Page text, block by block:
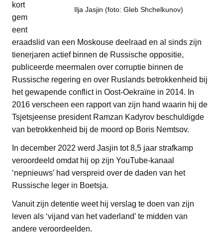
Ilja Jasjin (foto: Gleb Shchelkunov)
kort
gem
eent
eraadslid van een Moskouse deelraad en al sinds zijn
tienerjaren actief binnen de Russische oppositie,
publiceerde meermalen over corruptie binnen de
Russische regering en over Ruslands betrokkenheid bij
het gewapende conflict in Oost-Oekraïne in 2014. In
2016 verscheen een rapport van zijn hand waarin hij de
Tsjetsjeense president Ramzan Kadyrov beschuldigde
van betrokkenheid bij de moord op Boris Nemtsov.
In december 2022 werd Jasjin tot 8,5 jaar strafkamp
veroordeeld omdat hij op zijn YouTube-kanaal
‘nepnieuws’ had verspreid over de daden van het
Russische leger in Boetsja.
Vanuit zijn detentie weet hij verslag te doen van zijn
leven als ‘vijand van het vaderland’ te midden van
andere veroordeelden.